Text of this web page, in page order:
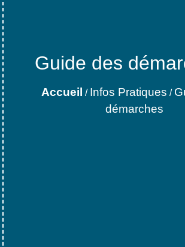
Guide des
Accueil / Infos Pratiques /
démarches